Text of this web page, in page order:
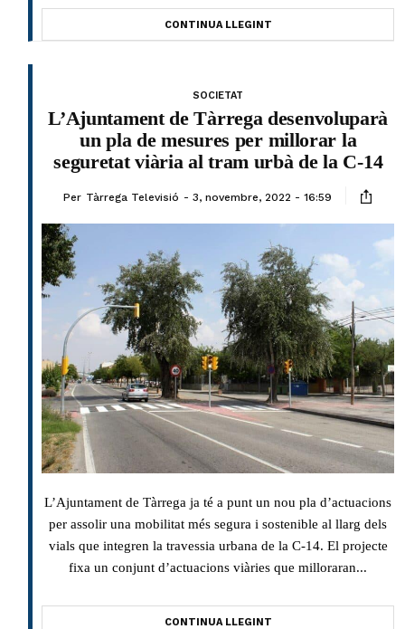
CONTINUA LLEGINT
SOCIETAT
L’Ajuntament de Tàrrega desenvoluparà
un pla de mesures per millorar la
seguretat viària al tram urbà de la C-14
Per Tàrrega Televisió 3, novembre, 2022 - 16:59
L’Ajuntament de Tàrrega ja té a punt un nou pla d’actuacions
per assolir una mobilitat més segura i sostenible al llarg dels
vials que integren la travessia urbana de la C-14. El projecte
fixa un conjunt d’actuacions viàries que milloraran...
CONTINUA LLEGINT